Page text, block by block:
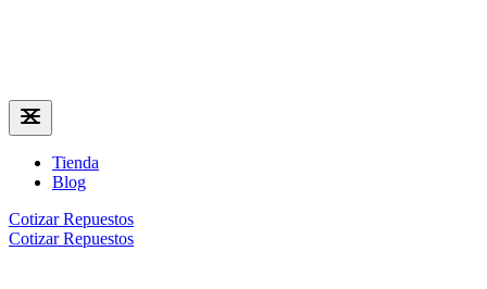
Tienda
Blog
Cotizar Repuestos
Cotizar Repuestos